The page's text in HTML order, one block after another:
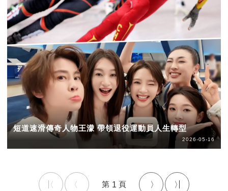
短道速滑傳奇人物王濛 帶領退役運動員人生轉型
2026-05-16
1